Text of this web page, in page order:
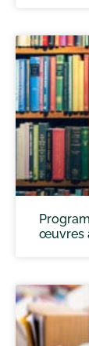
œuvres